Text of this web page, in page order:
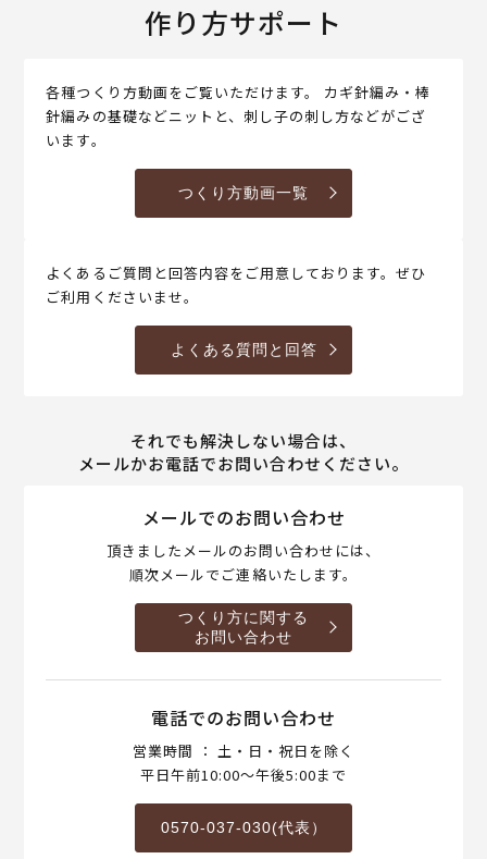
作り方サポート
各種つくり方動画をご覧いただけます。 カギ針編み・棒
針編みの基礎などニットと、刺し子の刺し方などがござ
います。
つくり方動画一覧
よくあるご質問と回答内容をご用意しております。ぜひ
ご利用くださいませ。
よくある質問と回答
それでも解決しない場合は、
メールかお電話でお問い合わせください。
メールでのお問い合わせ
頂きましたメールのお問い合わせには、
順次メールでご連絡いたします。
つくり方に関する
お問い合わせ
電話でのお問い合わせ
営業時間 ： 土・日・祝日を除く
平日午前10:00～午後5:00まで
0570-037-030(代表）